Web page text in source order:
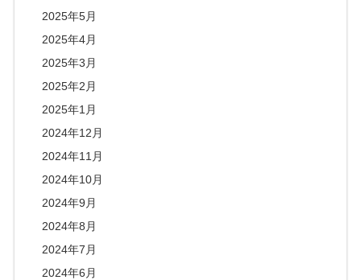
2025年5月
2025年4月
2025年3月
2025年2月
2025年1月
2024年12月
2024年11月
2024年10月
2024年9月
2024年8月
2024年7月
2024年6月